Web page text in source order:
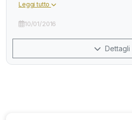
Leggi tutto
10/01/2016
Dettagli